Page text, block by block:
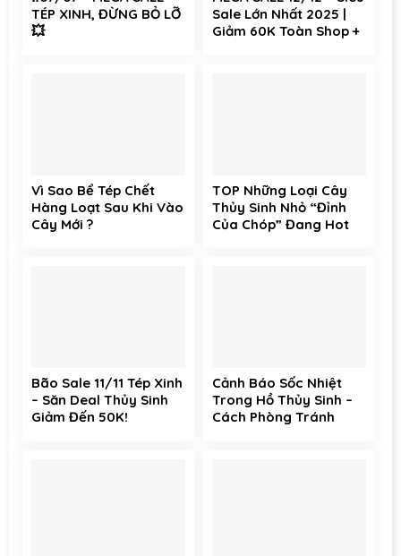
TÉP XINH, ĐỪNG BỎ LỠ
💥
Sale Lớn Nhất 2025 |
Giảm 60K Toàn Shop +
Vì Sao Bể Tép Chết
Hàng Loạt Sau Khi Vào
Cây Mới ?
TOP Những Loại Cây
Thủy Sinh Nhỏ “Đỉnh
Của Chóp” Đang Hot
Bão Sale 11/11 Tép Xinh
– Săn Deal Thủy Sinh
Giảm Đến 50K!
Cảnh Báo Sốc Nhiệt
Trong Hồ Thủy Sinh –
Cách Phòng Tránh